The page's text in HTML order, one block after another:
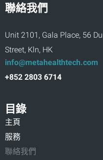
聯絡我們
Unit 2101, Gala Place, 56
Street, Kln, HK
info@metahealthtech.com
+852 2803 6714
目錄
主頁
服務
聯絡我們